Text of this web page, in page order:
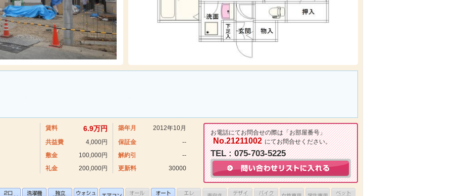
賃料 6.9万円 築年月
2012年10月
共益費
4,000円 保証金
--
敷金
100,000円 解約引
--
礼金
200,000円 更新料 30000
お電話にてお問合せの際は「お部屋番号」
No.21211002 にてお問合せください。
TEL : 075-703-5225